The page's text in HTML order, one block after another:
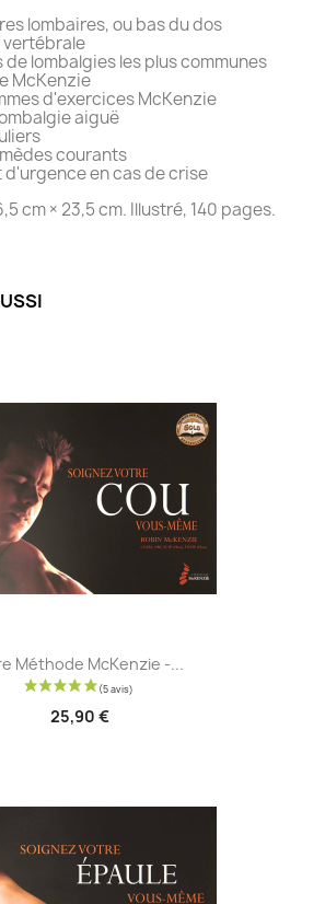
lombaires, ou bas du dos
vertébrale
de lombalgies les plus communes
McKenzie
d'exercices McKenzie
aiguë
courants
en cas de crise
cm × 23,5 cm. Illustré, 140 pages.
Méthode McKenzie -...
25,90 €